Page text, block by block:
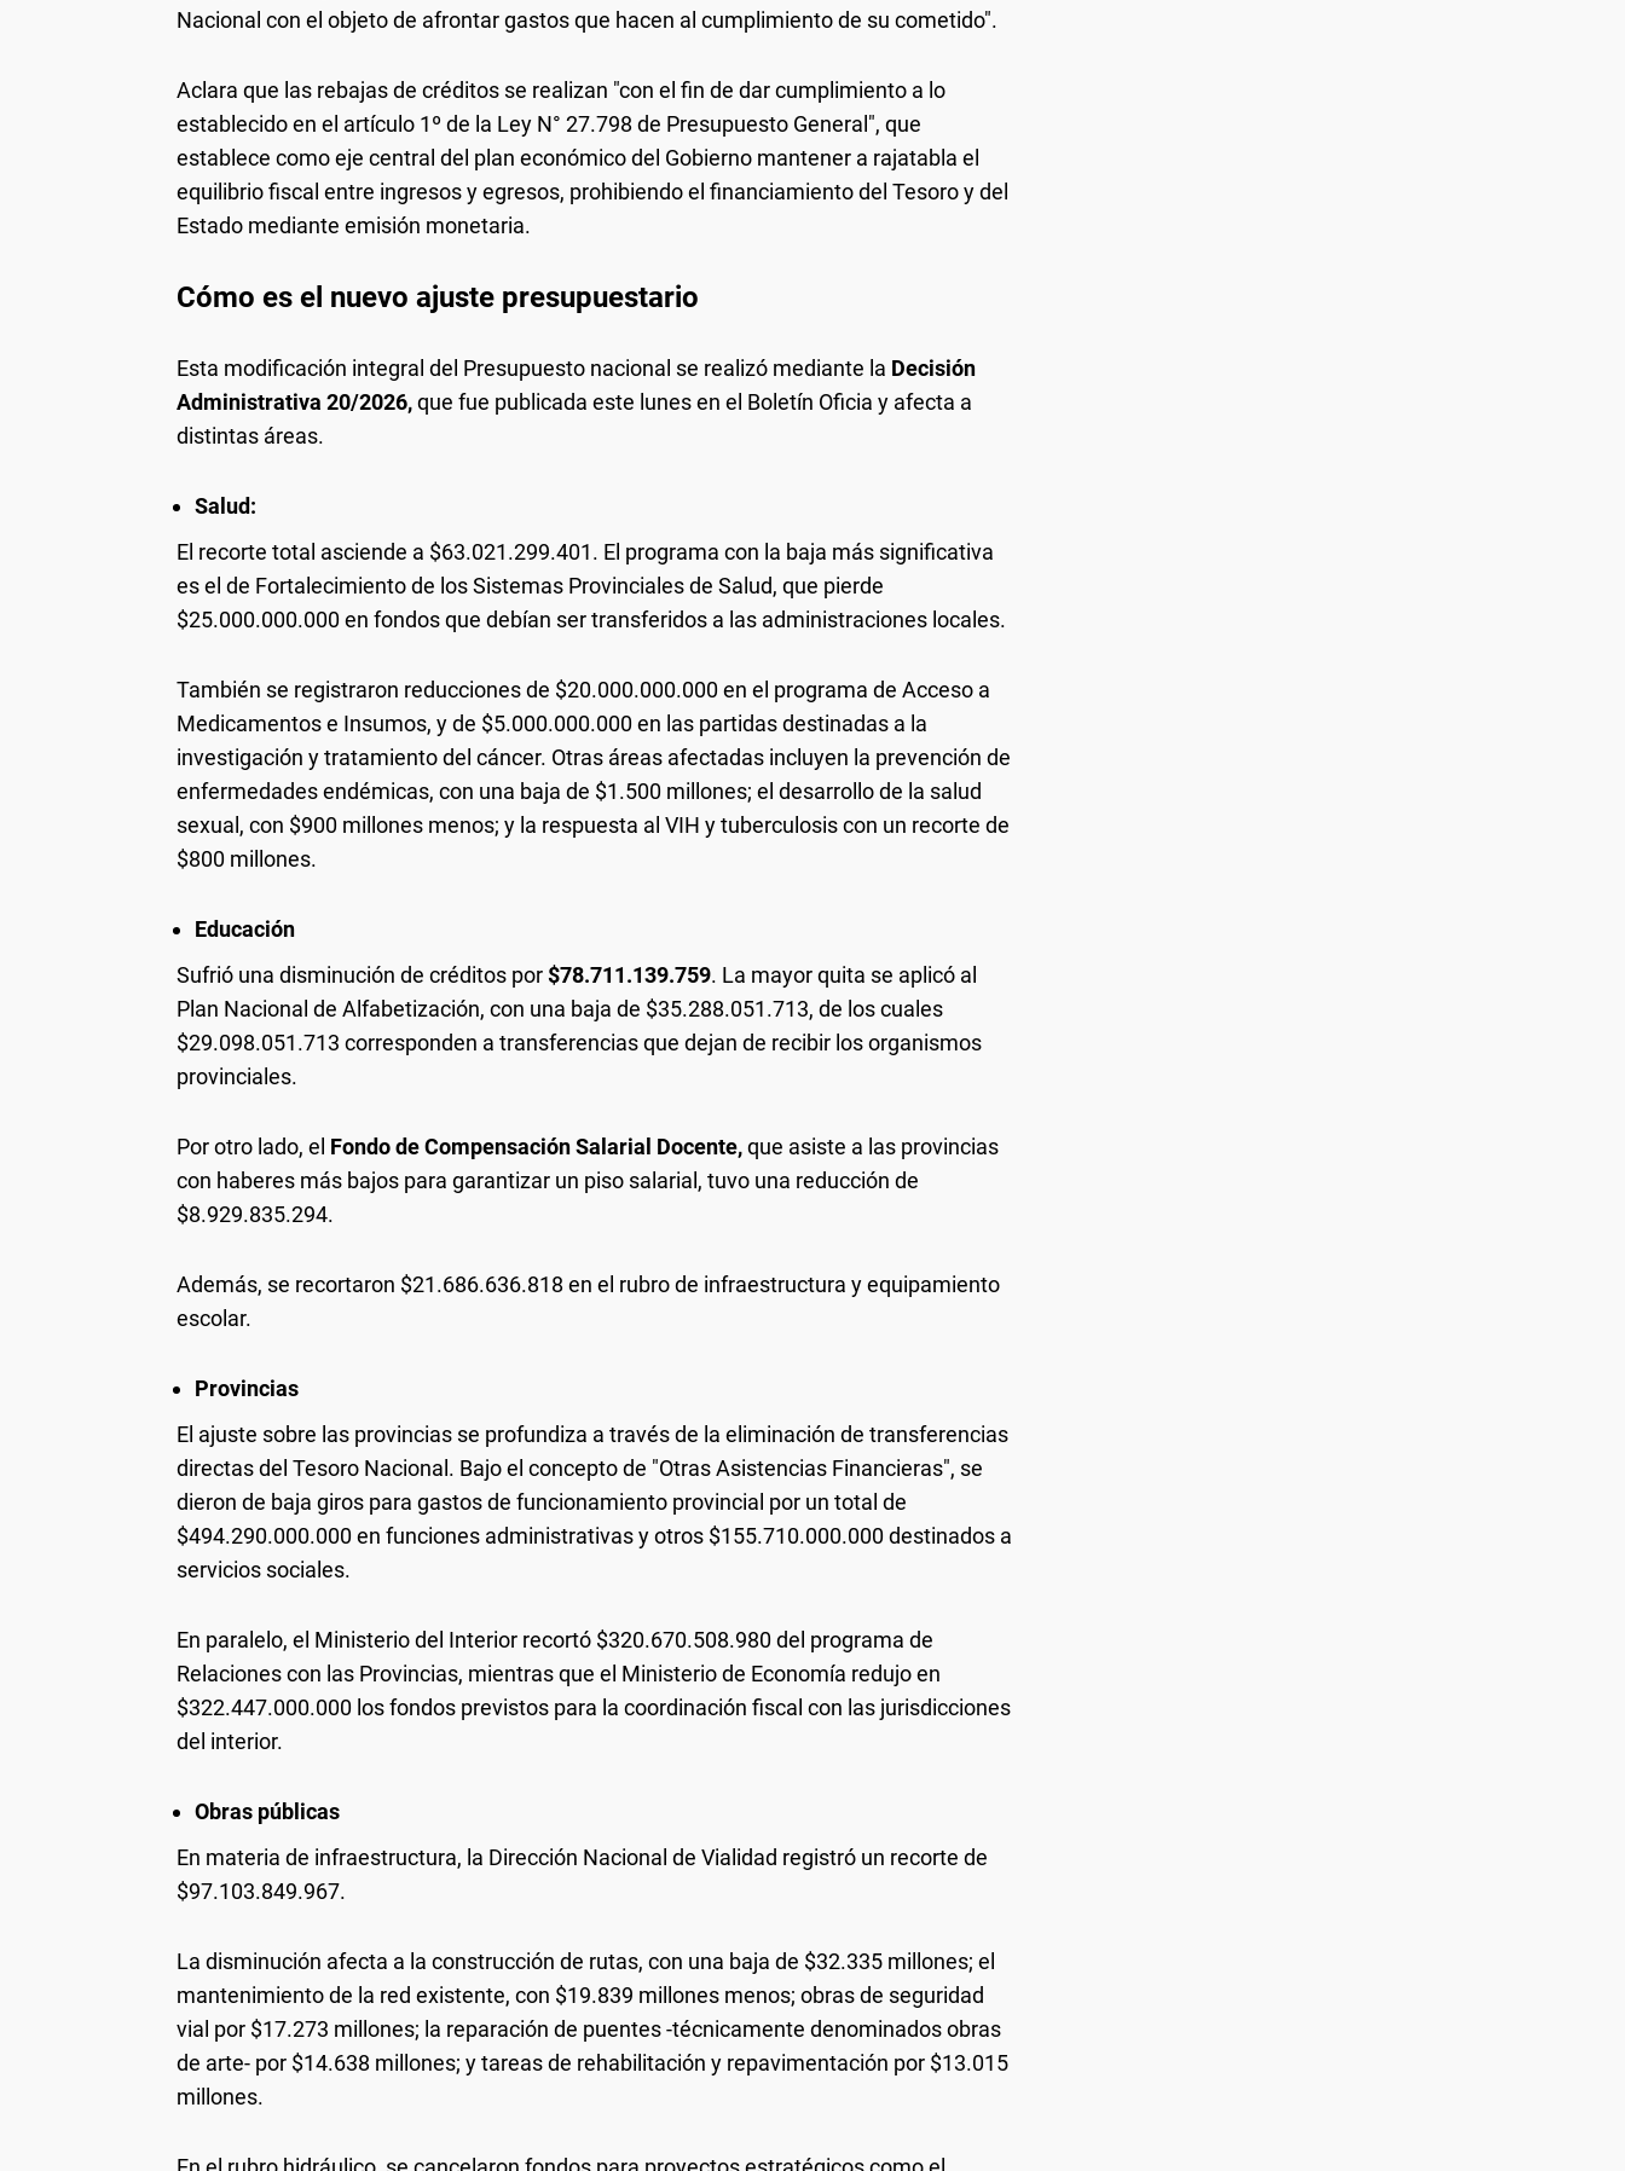
Nacional con el objeto de afrontar gastos que hacen al cumplimiento de su cometido".
Aclara que las rebajas de créditos se realizan "con el fin de dar cumplimiento a lo
establecido en el artículo 1º de la Ley N° 27.798 de Presupuesto General", que
establece como eje central del plan económico del Gobierno mantener a rajatabla el
equilibrio fiscal entre ingresos y egresos, prohibiendo el financiamiento del Tesoro y del
Estado mediante emisión monetaria.
Cómo es el nuevo ajuste presupuestario
Esta modificación integral del Presupuesto nacional se realizó mediante la Decisión
Administrativa 20/2026,que fue publicada este lunes en el Boletín Oficia y afecta a
distintas áreas.
Salud:
El recorte total asciende a $63.021.299.401. El programa con la baja más significativa
es el de Fortalecimiento de los Sistemas Provinciales de Salud, que pierde
$25.000.000.000 en fondos que debían ser transferidos a las administraciones locales.
También se registraron reducciones de $20.000.000.000 en el programa de Acceso a
Medicamentos e Insumos, y de $5.000.000.000 en las partidas destinadas a la
investigación y tratamiento del cáncer. Otras áreas afectadas incluyen la prevención de
enfermedades endémicas, con una baja de $1.500 millones; el desarrollo de la salud
sexual, con $900 millones menos; y la respuesta al VIH y tuberculosis con un recorte de
$800 millones.
Educación
Sufrió una disminución de créditos por$78.711.139.759. La mayor quita se aplicó al
Plan Nacional de Alfabetización, con una baja de $35.288.051.713, de los cuales
$29.098.051.713 corresponden a transferencias que dejan de recibir los organismos
provinciales.
Por otro lado, el Fondo de Compensación Salarial Docente,que asiste a las provincias
con haberes más bajos para garantizar un piso salarial, tuvo una reducción de
$8.929.835.294.
Además, se recortaron $21.686.636.818 en el rubro de infraestructura y equipamiento
escolar.
Provincias
El ajuste sobre las provincias se profundiza a través de la eliminación de transferencias
directas del Tesoro Nacional. Bajo el concepto de "Otras Asistencias Financieras", se
dieron de baja giros para gastos de funcionamiento provincial por un total de
$494.290.000.000 en funciones administrativas y otros $155.710.000.000 destinados a
servicios sociales.
En paralelo, el Ministerio del Interior recortó $320.670.508.980 del programa de
Relaciones con las Provincias, mientras que el Ministerio de Economía redujo en
$322.447.000.000 los fondos previstos para la coordinación fiscal con las jurisdicciones
del interior.
Obras públicas
En materia de infraestructura, la Dirección Nacional de Vialidad registró un recorte de
$97.103.849.967.
La disminución afecta a la construcción de rutas, con una baja de $32.335 millones; el
mantenimiento de la red existente, con $19.839 millones menos; obras de seguridad
vial por $17.273 millones; la reparación de puentes -técnicamente denominados obras
de arte- por $14.638 millones; y tareas de rehabilitación y repavimentación por $13.015
millones.